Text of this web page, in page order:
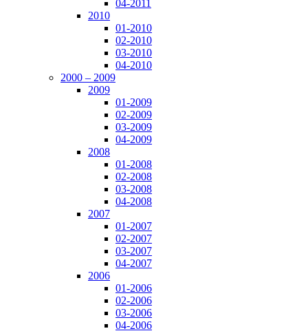
04-2011
2010
01-2010
02-2010
03-2010
04-2010
2000 – 2009
2009
01-2009
02-2009
03-2009
04-2009
2008
01-2008
02-2008
03-2008
04-2008
2007
01-2007
02-2007
03-2007
04-2007
2006
01-2006
02-2006
03-2006
04-2006